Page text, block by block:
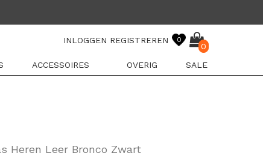
INLOGGEN REGISTREREN 0
0
ACCESSOIRES OVERIG SALE
Heren Leer Bronco Zwart